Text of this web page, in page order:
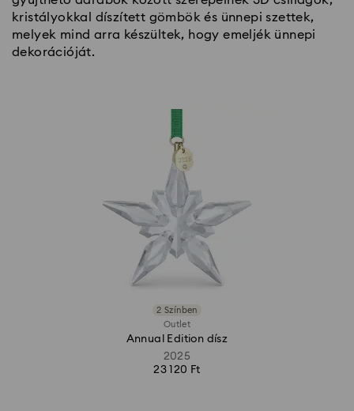
kristályokkal díszített gömbök és ünnepi szettek,
melyek mind arra készültek, hogy emeljék ünnepi
dekorációját.
2 Színben
Outlet
Annual Edition dísz
2025
23 120 Ft